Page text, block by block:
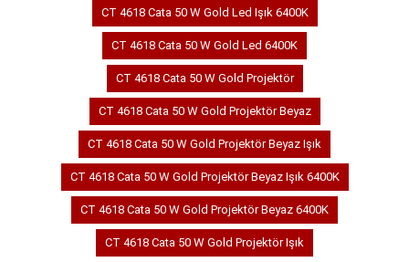
CT 4618 Cata 50 W Gold Led Işık 6400K
CT 4618 Cata 50 W Gold Led 6400K
CT 4618 Cata 50 W Gold Projektör
CT 4618 Cata 50 W Gold Projektör Beyaz
CT 4618 Cata 50 W Gold Projektör Beyaz Işık
CT 4618 Cata 50 W Gold Projektör Beyaz Işık 6400K
CT 4618 Cata 50 W Gold Projektör Beyaz 6400K
CT 4618 Cata 50 W Gold Projektör Işık